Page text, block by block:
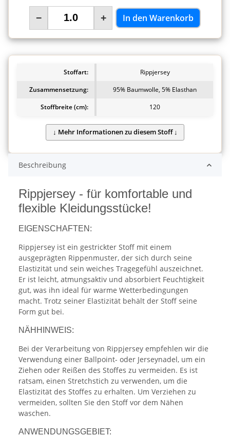
− + In den Warenkorb
Stoffart:
Rippjersey
Zusammensetzung:
95% Baumwolle, 5% Elasthan
Stoffbreite (cm):
120
Beschreibung
Rippjersey - für komfortable und
flexible Kleidungsstücke!
EIGENSCHAFTEN:
Rippjersey ist ein gestrickter Stoff mit einem
ausgeprägten Rippenmuster, der sich durch seine
Elastizität und sein weiches Tragegefühl auszeichnet.
Er ist leicht, atmungsaktiv und absorbiert Feuchtigkeit
gut, was ihn ideal für warme Wetterbedingungen
macht. Trotz seiner Elastizität behält der Stoff seine
Form gut bei.
NÄHHINWEIS:
Bei der Verarbeitung von Rippjersey empfehlen wir die
Verwendung einer Ballpoint- oder Jerseynadel, um ein
Ziehen oder Reißen des Stoffes zu vermeiden. Es ist
ratsam, einen Stretchstich zu verwenden, um die
Elastizität des Stoffes zu erhalten. Um Verziehen zu
vermeiden, sollten Sie den Stoff vor dem Nähen
waschen.
ANWENDUNGSGEBIET: